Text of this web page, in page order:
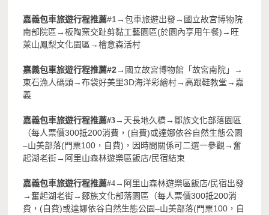
嘉義包車旅遊行程推薦#1 →包車旅遊出發→國立故宮博物院
南部院區→板陶窯交趾剪黏工藝園區(於園內享用午餐)→旺
萊山鳳梨文化園區→檜意森活村
嘉義包車旅遊行程推薦#2→ 國立故宮博物館「故宮南院」→
東石漁人碼頭→布袋好美里3D海洋彩繪村→高跟鞋教堂→嘉
義
嘉義包車旅遊行程推薦#3→天長地久橋→鄒族文化部落園區
（每人票價300抵200消費， (自費)或達娜依谷自然生態公園
–山美部落(門票100 ，自費) ，因時間關係可二選一參觀→奮
起湖老街→阿里山森林遊樂區飯店/民宿結束
嘉義包車旅遊行程推薦#4→阿里山森林遊樂區飯店/民宿出發
→奮起湖老街→鄒族文化部落園區（每人票價300抵200消
費， (自費)或達娜依谷自然生態公園–山美部落(門票100 ，自